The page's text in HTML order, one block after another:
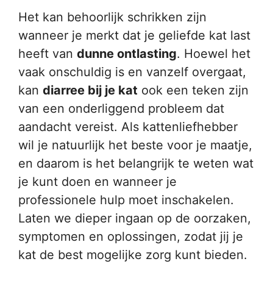
Het kan behoorlijk schrikken zijn
wanneer je merkt dat je geliefde kat last
heeft van dunne ontlasting. Hoewel het
vaak onschuldig is en vanzelf overgaat,
kan diarree bij je kat ook een teken zijn
van een onderliggend probleem dat
aandacht vereist. Als kattenliefhebber
wil je natuurlijk het beste voor je maatje,
en daarom is het belangrijk te weten wat
je kunt doen en wanneer je
professionele hulp moet inschakelen.
Laten we dieper ingaan op de oorzaken,
symptomen en oplossingen, zodat jij je
kat de best mogelijke zorg kunt bieden.